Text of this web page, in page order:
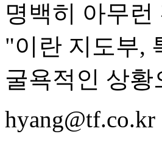
명백히 아무
"이란 지도부,
굴욕적인 상
hyang@tf.co.kr